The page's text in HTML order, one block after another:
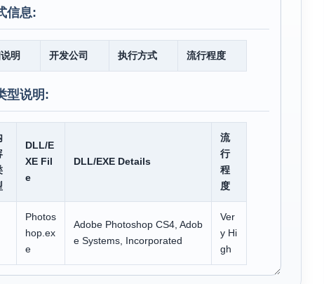
信息:
明 开发公司 执行方式 流行程度
型说明:
DLL/E
XE Fil
e
DLL/EXE Details
流
行
程
度
Photos
hop.ex
e
Adobe Photoshop CS4, Adob
e Systems, Incorporated
Ver
y Hi
gh